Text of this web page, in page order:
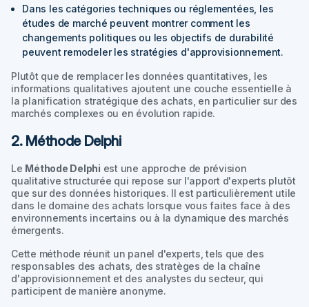
Dans les catégories techniques ou réglementées, les
études de marché peuvent montrer comment les
changements politiques ou les objectifs de durabilité
peuvent remodeler les stratégies d'approvisionnement.
Plutôt que de remplacer les données quantitatives, les
informations qualitatives ajoutent une couche essentielle à
la planification stratégique des achats, en particulier sur des
marchés complexes ou en évolution rapide.
2. Méthode Delphi
Le Méthode Delphi est une approche de prévision
qualitative structurée qui repose sur l'apport d'experts plutôt
que sur des données historiques. Il est particulièrement utile
dans le domaine des achats lorsque vous faites face à des
environnements incertains ou à la dynamique des marchés
émergents.
Cette méthode réunit un panel d'experts, tels que des
responsables des achats, des stratèges de la chaîne
d'approvisionnement et des analystes du secteur, qui
participent de manière anonyme.